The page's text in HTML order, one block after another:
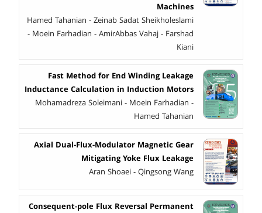
Machines
Hamed Tahanian - Zeinab Sadat Sheikholeslami
- Moein Farhadian - AmirAbbas Vahaj - Farshad
Kiani
Fast Method for End Winding Leakage
Inductance Calculation in Induction Motors
Mohamadreza Soleimani - Moein Farhadian -
Hamed Tahanian
Axial Dual-Flux-Modulator Magnetic Gear
Mitigating Yoke Flux Leakage
Aran Shoaei - Qingsong Wang
Consequent-pole Flux Reversal Permanent